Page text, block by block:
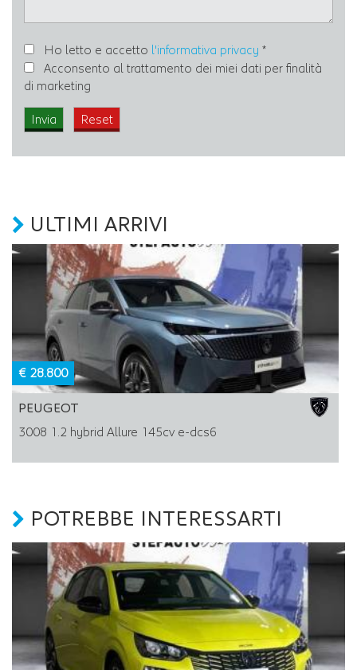
Ho letto e accetto l'informativa privacy *
Acconsento al trattamento dei miei dati per finalità
di marketing
ULTIMI ARRIVI
€ 28.800
PEUGEOT
3008 1.2 hybrid Allure 145cv e-dcs6
POTREBBE INTERESSARTI